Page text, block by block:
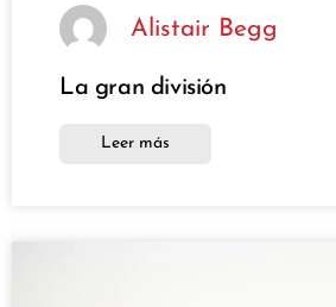
Alistair Begg
La gran división
Leer más